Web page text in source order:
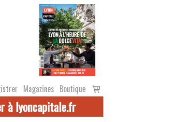
Magazines Boutique
Voir
le
à lyoncapitale.fr